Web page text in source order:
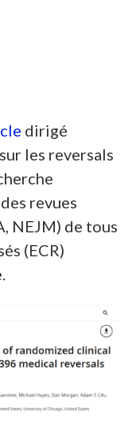
dirigé
sur les reversals
revues
NEJM) de tous
(ECR)